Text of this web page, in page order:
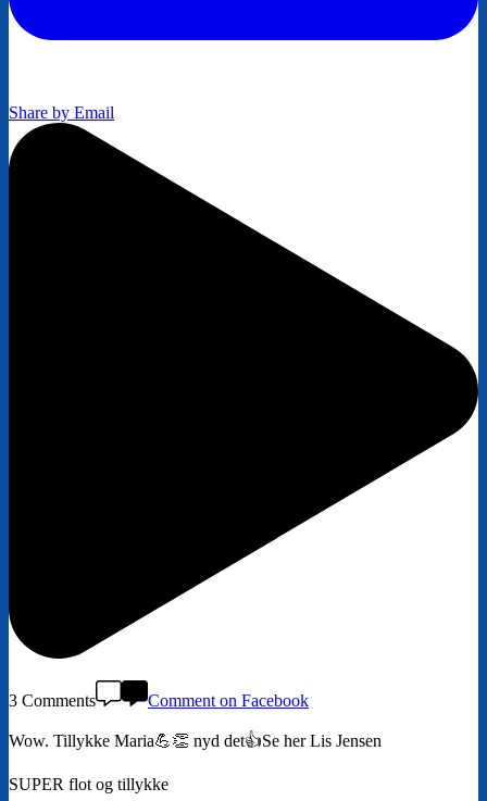
Share by Email
3 Comments Comment on Facebook
Wow. Tillykke Maria💪👏 nyd det👍Se her Lis Jensen
SUPER flot og tillykke